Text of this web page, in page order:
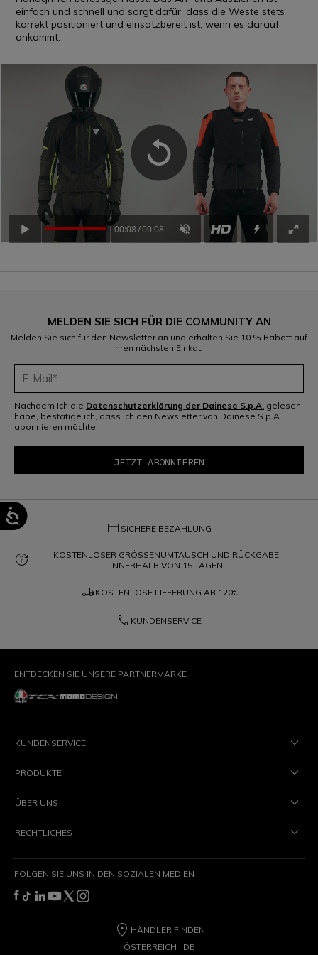
einfach und schnell und sorgt dafür, dass die Weste stets
korrekt positioniert und einsatzbereit ist, wenn es darauf
ankommt.
00:08 00:08
MELDEN SIE SICH FÜR DIE COMMUNITY AN
Melden Sie sich für den Newsletter an und erhalten Sie 10 % Rabatt auf
Ihren nächsten Einkauf
Nachdem ich die Datenschutzerklärung der Dainese S.p.A. gelesen
habe, bestätige ich, dass ich den Newsletter von Dainese S.p.A.
abonnieren möchte.
credit_card SICHERE BEZAHLUNG
question_exchange
KOSTENLOSER GRÖSSENUMTAUSCH UND RÜCKGABE
INNERHALB VON 15 TAGEN
local_shipping KOSTENLOSE LIEFERUNG AB 120€
phone KUNDENSERVICE
ENTDECKEN SIE UNSERE PARTNERMARKE
KUNDENSERVICE
PRODUKTE
ÜBER UNS
RECHTLICHES
FOLGEN SIE UNS IN DEN SOZIALEN MEDIEN
HÄNDLER FINDEN
ÖSTERREICH | DE